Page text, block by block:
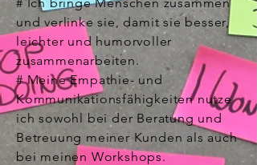
und verlinke sie, damit sie besser,
leichter und humorvoller
zusammenarbeiten.
# Meine Empathie- und
Kommunikationsfähigkeiten nutze
ich sowohl bei der Beratung und
Betreuung meiner Kunden als auch
bei meinen Workshops.